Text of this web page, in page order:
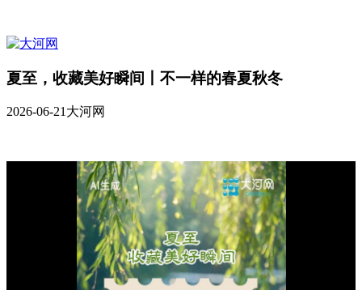
夏至，收藏美好瞬间丨不一样的春夏秋冬
2026-06-21大河网